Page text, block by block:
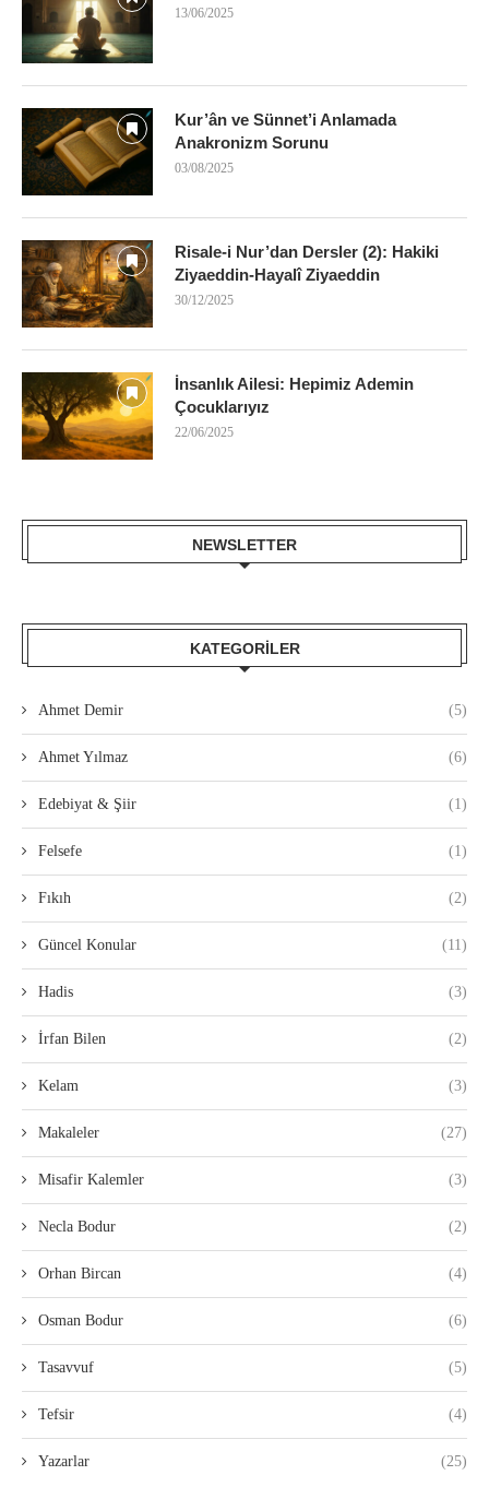
13/06/2025
Kur’ân ve Sünnet’i Anlamada
Anakronizm Sorunu
03/08/2025
Risale-i Nur’dan Dersler (2): Hakiki
Ziyaeddin-Hayalî Ziyaeddin
30/12/2025
İnsanlık Ailesi: Hepimiz Ademin
Çocuklarıyız
22/06/2025
NEWSLETTER
KATEGORILER
Ahmet Demir (5)
Ahmet Yılmaz (6)
Edebiyat & Şiir (1)
Felsefe (1)
Fıkıh (2)
Güncel Konular (11)
Hadis (3)
İrfan Bilen (2)
Kelam (3)
Makaleler (27)
Misafir Kalemler (3)
Necla Bodur (2)
Orhan Bircan (4)
Osman Bodur (6)
Tasavvuf (5)
Tefsir (4)
Yazarlar (25)